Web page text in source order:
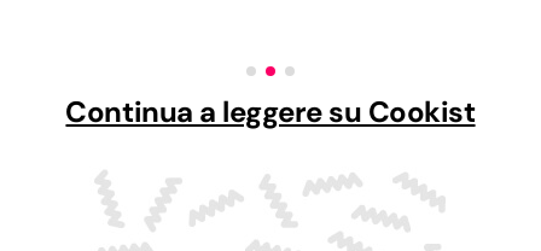
Continua a leggere su Cookist